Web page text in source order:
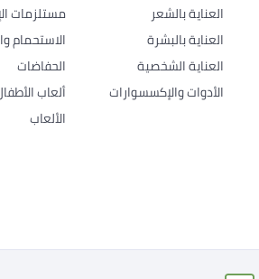
العناية بالشعر
العناية بالبشرة
العناية الشخصية
الأدوات والإكسسوارات
مستلزمات
الاستحمام
الحفاضات
ألعاب
الألعاب